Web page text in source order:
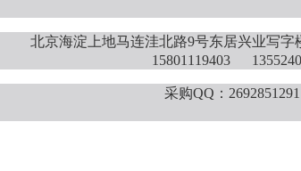
北京海淀上地马连洼北路9号东居兴业写字
15801119403
采购QQ：2692851291